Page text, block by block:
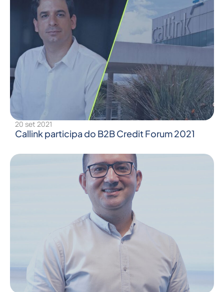
20 set 2021
Callink participa do B2B Credit Forum 2021